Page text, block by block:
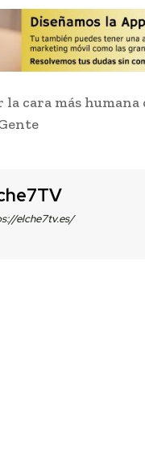
la cara más
elche7tv.es/